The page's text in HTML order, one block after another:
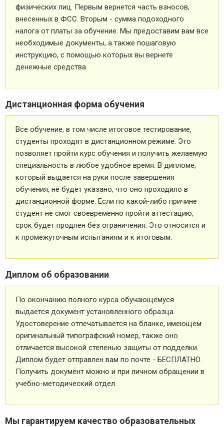
физических лиц. Первым вернется часть взносов,
внесенных в ФСС. Вторым - сумма подоходного
налога от платы за обучение. Мы предоставим вам все
необходимые документы, а также пошаговую
инструкцию, с помощью которых вы вернете
денежные средства.
Дистанционная форма обучения
Все обучение, в том числе итоговое тестирование,
студенты проходят в дистанционном режиме. Это
позволяет пройти курс обучения и получить желаемую
специальность в любое удобное время. В дипломе,
который выдается на руки после завершения
обучения, не будет указано, что оно проходило в
дистанционной форме. Если по какой-либо причине
студент не смог своевременно пройти аттестацию,
срок будет продлен без ограничения. Это относится и
к промежуточным испытаниям и к итоговым.
Диплом об образовании
По окончанию полного курса обучающемуся
выдается документ установленного образца.
Удостоверение отпечатывается на бланке, имеющем
оригинальный типографский номер, также оно
отличается высокой степенью защиты от подделки.
Диплом будет отправлен вам по почте - БЕСПЛАТНО.
Получить документ можно и при личном обращении в
учебно-методический отдел.
Мы гарантируем качество образовательных